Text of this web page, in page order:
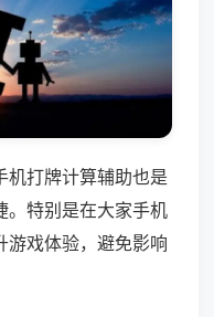
机打牌计算辅助也是
。特别是在大家手机
游戏体验，避免影响